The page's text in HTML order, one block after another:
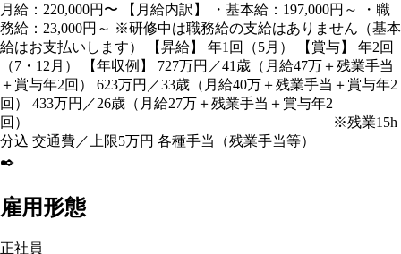
月給：220,000円〜 【月給内訳】 ・基本給：197,000円～ ・職
務給：23,000円～ ※研修中は職務給の支給はありません（基本
給はお支払いします） 【昇給】 年1回（5月） 【賞与】 年2回
（7・12月） 【年収例】 727万円／41歳（月給47万＋残業手当
＋賞与年2回） 623万円／33歳（月給40万＋残業手当＋賞与年2
回） 433万円／26歳（月給27万＋残業手当＋賞与年2
回） ※残業15h
分込 交通費／上限5万円 各種手当（残業手当等）
✒️
雇用形態
正社員